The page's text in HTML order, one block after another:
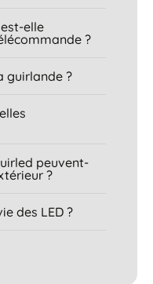
elle
?
guirlande ?
peuvent-
?
des LED ?